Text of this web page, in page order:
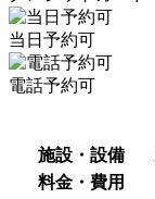
当日予約可
電話予約可
施設・設備
料金・費用